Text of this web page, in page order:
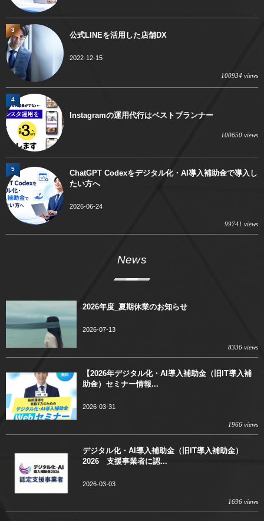
公式LINEを活用した店舗DX
2022-12-15
100934 views
3
Instagramの運用代行はベストプランナー
100650 views
4
ChatGPT Codexをデジタル化・AI導入補助金で導入し
たい方へ
2026-06-24
99741 views
5
News
2026年度_夏期休業のお知らせ
2026-07-13
8336 views
【2026年デジタル化・AI導入補助金（旧IT導入補
助金）セミナー情報...
2026-03-31
1966 views
デジタル化・AI導入補助金（旧IT導入補助金）
2026 支援事業者に認...
2026-03-03
1696 views